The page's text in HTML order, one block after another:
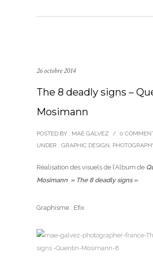
26 octobre 2014
The 8 deadly signs –
Mosimann
POSTED BY : MAE GALVEZ / 0
UNDER : GRAPHIC DESIGN,
Réalisation des visuels de l’Album de
Mosimann » The 8 deadly signs ».
Graphisme : Efix